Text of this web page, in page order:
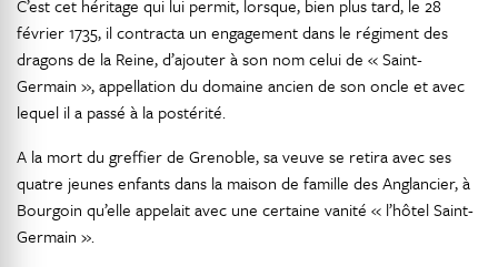
C’est cet héritage qui lui permit, lorsque, bien plus tard, le 28
février 1735, il contracta un engagement dans le régiment des
dragons de la Reine, d’ajouter à son nom celui de « Saint-
Germain », appellation du domaine ancien de son oncle et avec
lequel il a passé à la postérité.
A la mort du greffier de Grenoble, sa veuve se retira avec ses
quatre jeunes enfants dans la maison de famille des Anglancier, à
Bourgoin qu’elle appelait avec une certaine vanité « l’hôtel Saint-
Germain ».